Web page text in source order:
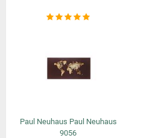
Paul Neuhaus Paul Neuhaus
9056